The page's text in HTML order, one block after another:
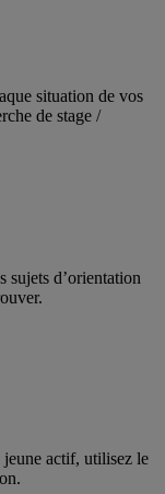
situation de vos
de stage /
sujets d’orientation
actif, utilisez le